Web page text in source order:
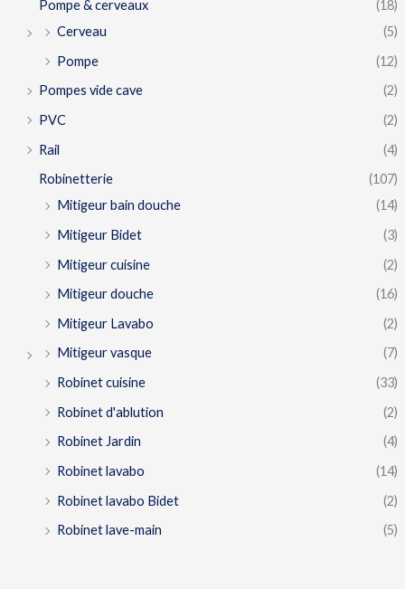
Pompe & cerveaux
(18)
Cerveau
(5)
Pompe
(12)
Pompes vide cave
(2)
PVC
(2)
Rail
(4)
Robinetterie
(107)
Mitigeur bain douche
(14)
Mitigeur Bidet
(3)
Mitigeur cuisine
(2)
Mitigeur douche
(16)
Mitigeur Lavabo
(2)
Mitigeur vasque
(7)
Robinet cuisine
(33)
Robinet d'ablution
(2)
Robinet Jardin
(4)
Robinet lavabo
(14)
Robinet lavabo Bidet
(2)
Robinet lave-main
(5)